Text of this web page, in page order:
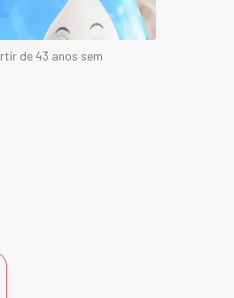
de 43 anos sem